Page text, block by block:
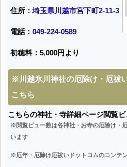
住所：埼玉県川越市宮下町2-11-3
電話： 049-224-0589
初穂料：5,000円より
※ 川越氷川神社の厄除け・厄祓
こちら
こちらの神社・寺詳細ページ閲覧
※閲覧ビュー数は各神社・お寺の厄除け・
います
※厄年・厄除け厄祓いドットコムのコンテ